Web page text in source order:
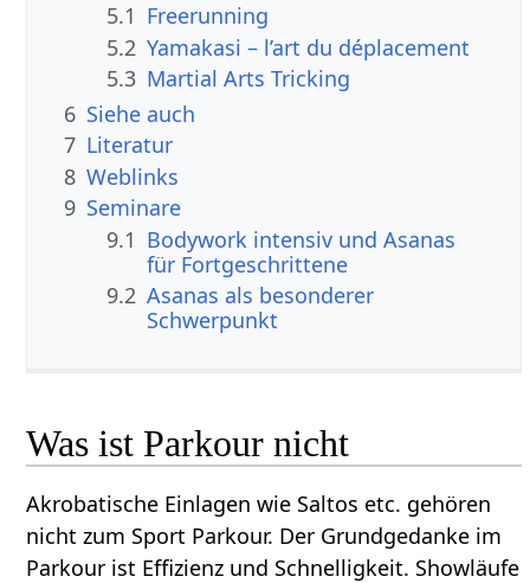
5.1 Freerunning
5.2 Yamakasi – l’art du déplacement
5.3 Martial Arts Tricking
6 Siehe auch
7 Literatur
8 Weblinks
9 Seminare
9.1 Bodywork intensiv und Asanas
für Fortgeschrittene
9.2 Asanas als besonderer
Schwerpunkt
Was ist Parkour nicht
Akrobatische Einlagen wie Saltos etc. gehören
nicht zum Sport Parkour. Der Grundgedanke im
Parkour ist Effizienz und Schnelligkeit. Showläufe